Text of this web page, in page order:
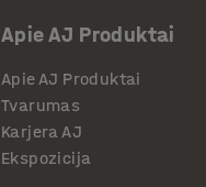
Apie AJ Produktai
Apie AJ Produktai
Tvarumas
Karjera AJ
Ekspozicija